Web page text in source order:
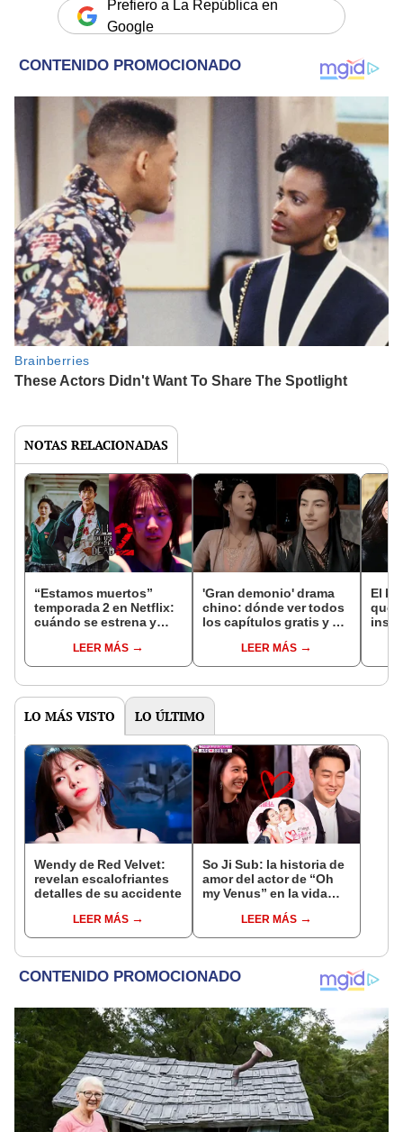
Prefiero a La República en
Google
NOTAS RELACIONADAS
“Estamos muertos”
temporada 2 en Netflix:
cuándo se estrena y
temporadaLEER MÁS
'Gran demonio' drama
chino: dónde ver todos
los capítulos gratis y en
LEER MÁS
El k-
que
LO MÁS VISTO LO ÚLTIMO
Wendy de Red Velvet:
revelan escalofriantes
detalles de su accidente
LEER MÁS
So Ji Sub: la historia de
amor del actor de “Oh
my Venus” en la vida
LEER MÁS